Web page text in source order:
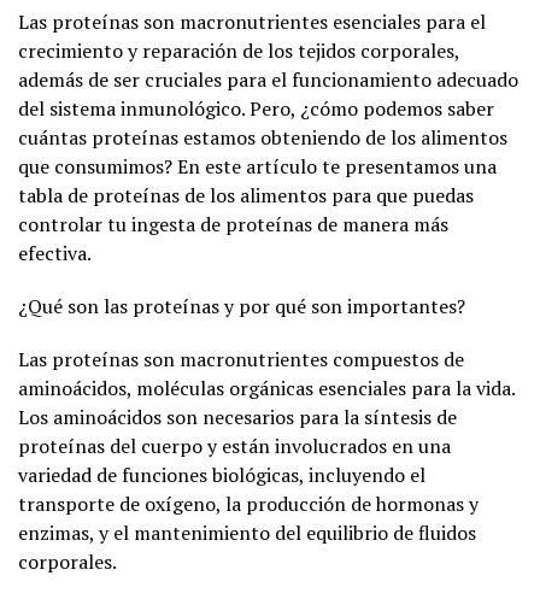
Las proteínas son macronutrientes esenciales para el
crecimiento y reparación de los tejidos corporales,
además de ser cruciales para el funcionamiento adecuado
del sistema inmunológico. Pero, ¿cómo podemos saber
cuántas proteínas estamos obteniendo de los alimentos
que consumimos? En este artículo te presentamos una
tabla de proteínas de los alimentos para que puedas
controlar tu ingesta de proteínas de manera más
efectiva.
¿Qué son las proteínas y por qué son importantes?
Las proteínas son macronutrientes compuestos de
aminoácidos, moléculas orgánicas esenciales para la vida.
Los aminoácidos son necesarios para la síntesis de
proteínas del cuerpo y están involucrados en una
variedad de funciones biológicas, incluyendo el
transporte de oxígeno, la producción de hormonas y
enzimas, y el mantenimiento del equilibrio de fluidos
corporales.